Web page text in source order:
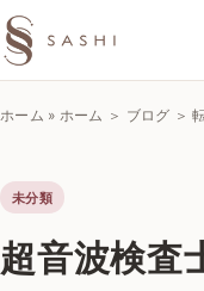
ホーム » ホーム ＞ ブログ ＞
未分類
超音波検査